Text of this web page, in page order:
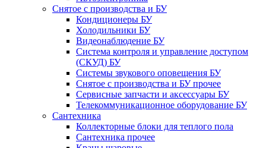
Снятое с производства и БУ
Кондиционеры БУ
Холодильники БУ
Видеонаблюдение БУ
Система контроля и управление доступом
(СКУД) БУ
Системы звукового оповещения БУ
Снятое с производства и БУ прочее
Сервисные запчасти и аксессуары БУ
Телекоммуникационное оборудование БУ
Сантехника
Коллекторные блоки для теплого пола
Сантехника прочее